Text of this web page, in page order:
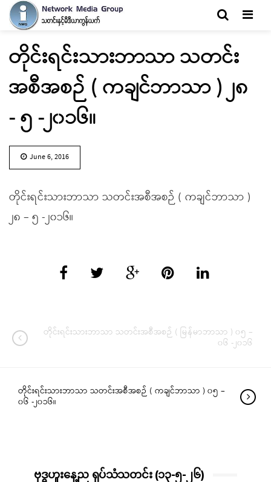
တိုင်းရင်းသားဘာသာ သတင်း
အစီအစဉ် ( ကချင်ဘာသာ ) ၂၈
- ၅ -၂၀၁၆။
June 6, 2016
တိုင်းရင်းသားဘာသာ သတင်းအစီအစဉ် ( ကချင်ဘာသာ )
၂၈ – ၅ -၂၀၁၆။
တိုင်းရင်းသားဘာသာ သတင်းအစီအစဉ် ( မြန်မာဘာသာ ) ၀၅ –
၀၆ -၂၀၁၆
တိုင်းရင်းသားဘာသာ သတင်းအစီအစဉ် ( ကချင်ဘာသာ ) ၀၅ –
၀၆ -၂၀၁၆။
ဗုဒ္ဓဟူးနေ့ည ရုပ်သံသတင်း (၁၃-၅-၂၆)